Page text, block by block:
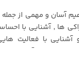
آسان و مهمی از
ها , آشنایی با
با فعالیت هایی